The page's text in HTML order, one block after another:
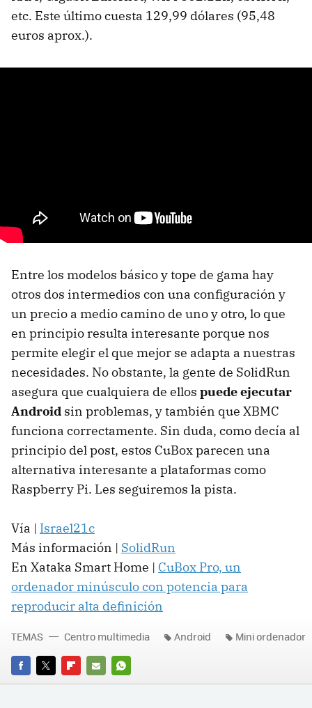
etc. Este último cuesta 129,99 dólares (95,48
euros aprox.).
Entre los modelos básico y tope de gama hay
otros dos intermedios con una configuración y
un precio a medio camino de uno y otro, lo que
en principio resulta interesante porque nos
permite elegir el que mejor se adapta a nuestras
necesidades. No obstante, la gente de SolidRun
asegura que cualquiera de ellos puede ejecutar
Android sin problemas, y también que XBMC
funciona correctamente. Sin duda, como decía al
principio del post, estos CuBox parecen una
alternativa interesante a plataformas como
Raspberry Pi. Les seguiremos la pista.
Vía | Israel21c
Más información | SolidRun
En Xataka Smart Home | CuBox Pro, un
ordenador minúsculo con potencia para
reproducir alta definición
FACEBOOK
TWITTERFLIPBOARD
E-
WHATSAPP
TEMAS Centro multimedia Android Mini ordenador